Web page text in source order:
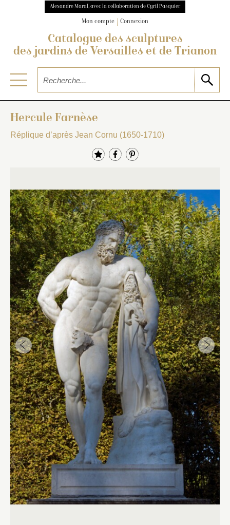
Alexandre Maral, avec la collaboration de Cyril Pasquier
Mon compte Connexion
Catalogue des sculptures
des jardins de Versailles et de Trianon
Hercule Farnèse
Réplique d’après Jean Cornu (1650-1710)